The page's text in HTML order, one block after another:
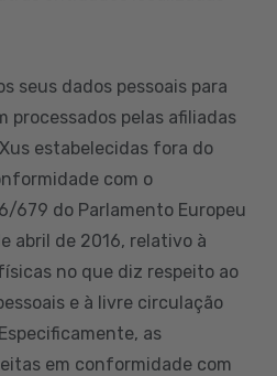
seus dados pessoais para
processados pelas afiliadas
estabelecidas fora do
com o
679 do Parlamento Europeu
abril de 2016, relativo à
no que diz respeito ao
e à livre circulação
as
em conformidade com